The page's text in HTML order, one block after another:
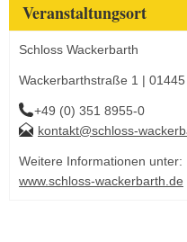
Veranstaltungsort
Schloss Wackerbarth
Wackerbarthstraße 1 |
+49 (0) 351 8955-0
kontakt@schloss-
Weitere Informationen unter:
www.schloss-wackerbarth.de